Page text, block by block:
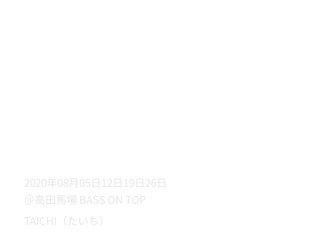
2020年08月05日12日19日26日
＠高田馬場 BASS ON TOP
TAICHI（たいち）